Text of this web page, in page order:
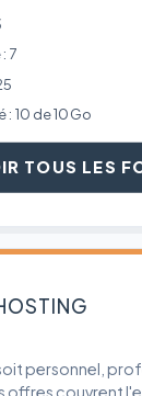
7
: 10 de 10Go
TOUS LES
personnel,
offres couvrent